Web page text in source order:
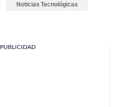
Noticias Tecnológicas
PUBLICIDAD